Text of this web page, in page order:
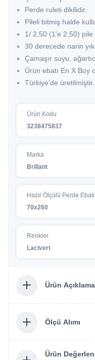
Perde ruleti dikilidir.
Pileli bitmiş halde
1/ 2,50 (1'e 2,50) pile
30 derecede narin
Çamaşır suyu,
Ürün ebatı En X Boy
Türkiye'de üretilmiştir.
Ürün Kodu
3238475837
Marka
Brillant
Hazır Ölçülü Perde Ebatı
70x260
Renkler
Lacivert
Ürün
Ölçü Alımı
Ürün